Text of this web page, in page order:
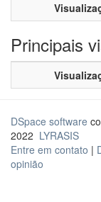
Principais
DSpace software
2022 LYRASIS
Entre em contato |
opinião